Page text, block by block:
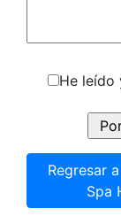
He leído
Regresar
Spa